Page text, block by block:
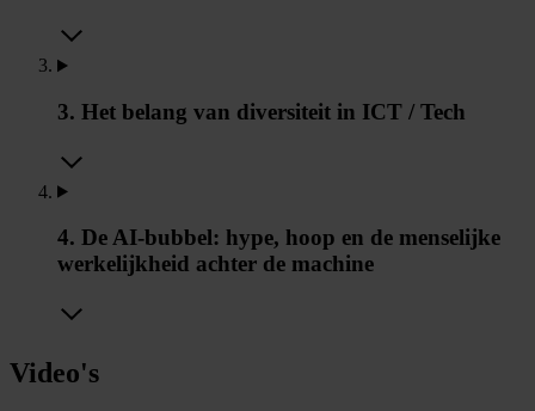
3. Het belang van diversiteit in ICT / Tech
4. De AI-bubbel: hype, hoop en de menselijke
werkelijkheid achter de machine
Video's